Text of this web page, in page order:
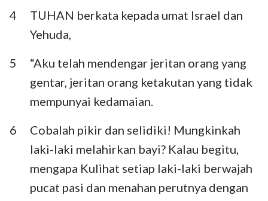
Habakuk Zefanya
Hagai
Maleakhi
4
TUHAN berkata kepada umat Israel dan
Yehuda,
5
“Aku telah mendengar jeritan orang yang
gentar, jeritan orang ketakutan yang tidak
mempunyai kedamaian.
6
Cobalah pikir dan selidiki! Mungkinkah
laki-laki melahirkan bayi? Kalau begitu,
mengapa Kulihat setiap laki-laki berwajah
pucat pasi dan menahan perutnya dengan